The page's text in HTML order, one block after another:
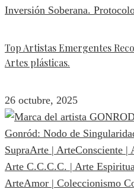
Top Artistas Emergentes
Artes plásticas.
26 octubre, 2025